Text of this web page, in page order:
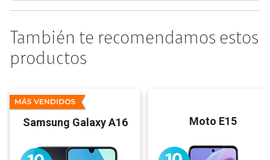
También te recomendamos estos
productos
Samsung Galaxy A16 Moto E15